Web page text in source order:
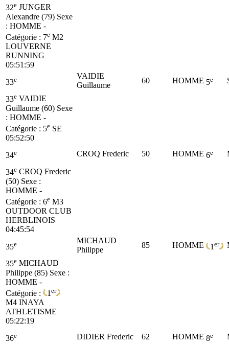
32e JUNGER
Alexandre (79) Sexe
: HOMME -
Catégorie : 7e M2
LOUVERNE
RUNNING
05:51:59
33e
VAIDIE
Guillaume
60 HOMME 5e
33e VAIDIE
Guillaume (60) Sexe
: HOMME -
Catégorie : 5e SE
05:52:50
34e CROQ Frederic 50 HOMME 6e
34e CROQ Frederic
(50) Sexe :
HOMME -
Catégorie : 6e M3
OUTDOOR CLUB
HERBLINOIS
04:45:54
35e
MICHAUD
Philippe
85 HOMME 1 er
35e MICHAUD
Philippe (85) Sexe :
HOMME -
Catégorie :
1 er
M4 INAYA
ATHLETISME
05:22:19
36e DIDIER Frederic 62 HOMME 8e